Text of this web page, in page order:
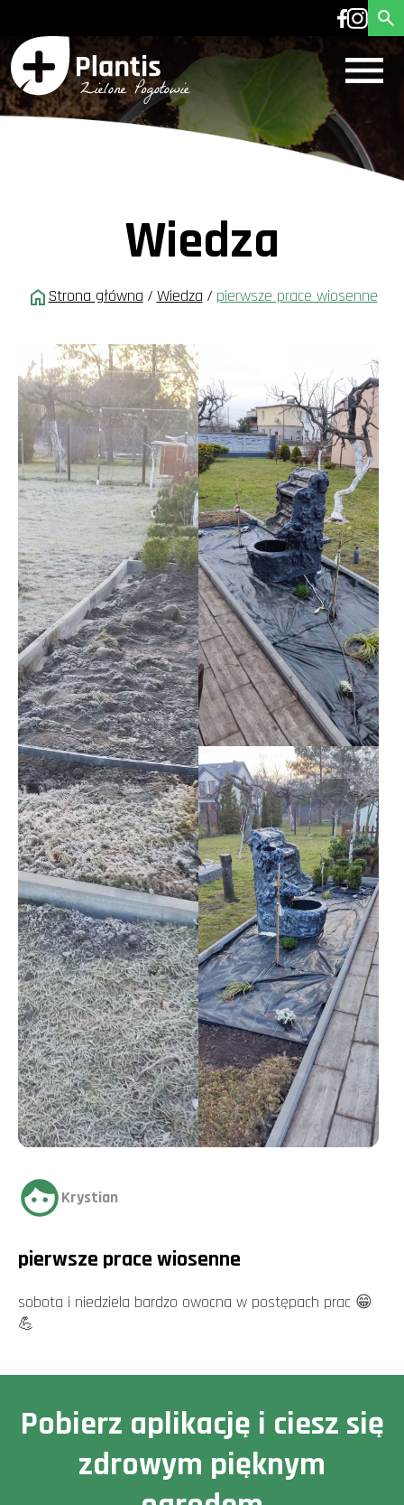
Wiedza
Strona główna / Wiedza / pierwsze prace wiosenne
Krystian
pierwsze prace wiosenne
sobota i niedziela bardzo owocna w postępach prac 😁
💪
Pobierz aplikację i ciesz się
zdrowym pięknym